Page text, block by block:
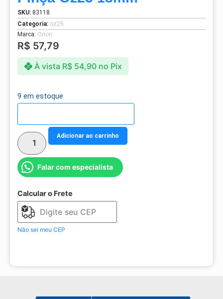
SKU: 83118
Categoria: oz25
Marca: Orion
R$ 57,79
À vista R$54,90 no Pix
9 em estoque
Adicionar ao carrinho
Falar com especialista
Calcular o Frete
Não sei meu CEP